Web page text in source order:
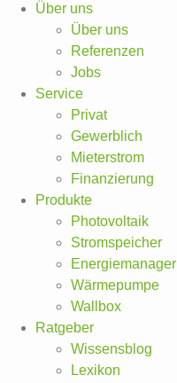
Über uns
Über uns
Referenzen
Jobs
Service
Privat
Gewerblich
Mieterstrom
Finanzierung
Produkte
Photovoltaik
Stromspeicher
Energiemanager
Wärmepumpe
Wallbox
Ratgeber
Wissensblog
Lexikon